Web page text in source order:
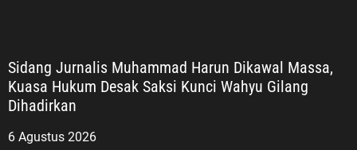
Sidang Jurnalis Muhammad Harun Dikawal Massa,
Kuasa Hukum Desak Saksi Kunci Wahyu Gilang
Dihadirkan
6 Agustus 2026